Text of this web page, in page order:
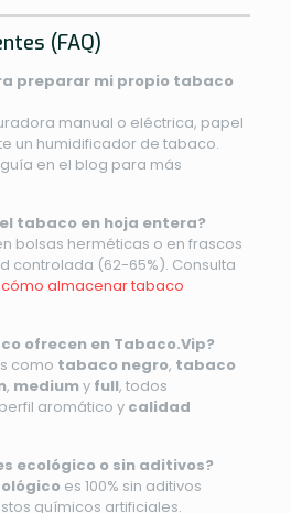
(FAQ)
preparar mi propio tabaco
manual o eléctrica, papel
un humidificador de tabaco.
en el blog para más
tabaco en hoja entera?
bolsas herméticas o en frascos
controlada (62-65%). Consulta
cómo almacenar tabaco
ofrecen en Tabaco.Vip?
como tabaco negro, tabaco
, mediumy full, todos
aromático y calidad
ecológico o sin aditivos?
es 100% sin aditivos
químicos artificiales.